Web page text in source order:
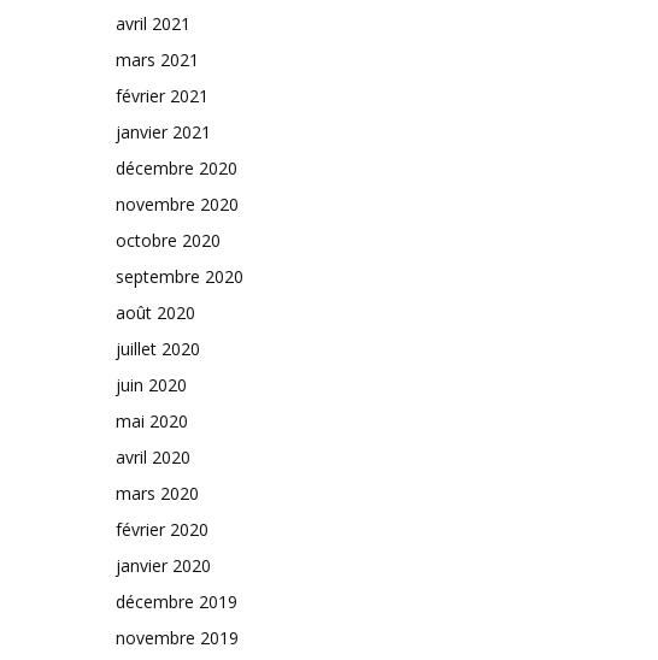
avril 2021
mars 2021
février 2021
janvier 2021
décembre 2020
novembre 2020
octobre 2020
septembre 2020
août 2020
juillet 2020
juin 2020
mai 2020
avril 2020
mars 2020
février 2020
janvier 2020
décembre 2019
novembre 2019